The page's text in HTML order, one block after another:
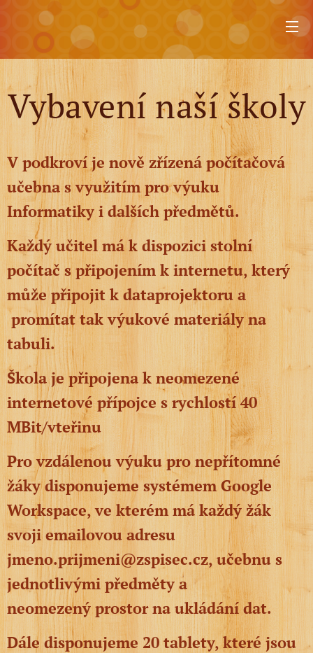
Vybavení naší školy
V podkroví je nově zřízená počítačová
učebna s využitím pro výuku
Informatiky i dalších předmětů.
Každý učitel má k dispozici stolní
počítač s připojením k internetu, který
může připojit k dataprojektoru a
promítat tak výukové materiály na
tabuli.
Škola je připojena k neomezené
internetové přípojce s rychlostí 40
MBit/vteřinu
Pro vzdálenou výuku pro nepřítomné
žáky disponujeme systémem Google
Workspace, ve kterém má každý žák
svoji emailovou adresu
jmeno.prijmeni@zspisec.cz, učebnu s
jednotlivými předměty a
neomezený prostor na ukládání dat.
Dále disponujeme 20 tablety, které jsou